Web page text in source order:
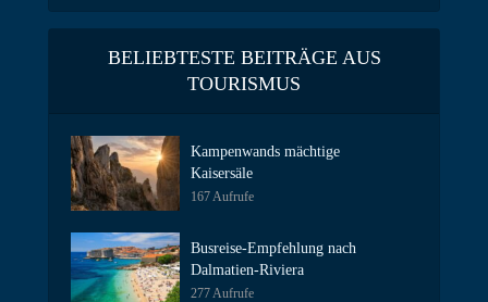
BELIEBTESTE BEITRÄGE AUS
TOURISMUS
Kampenwands mächtige
Kaisersäle
167 Aufrufe
Busreise-Empfehlung nach
Dalmatien-Riviera
277 Aufrufe